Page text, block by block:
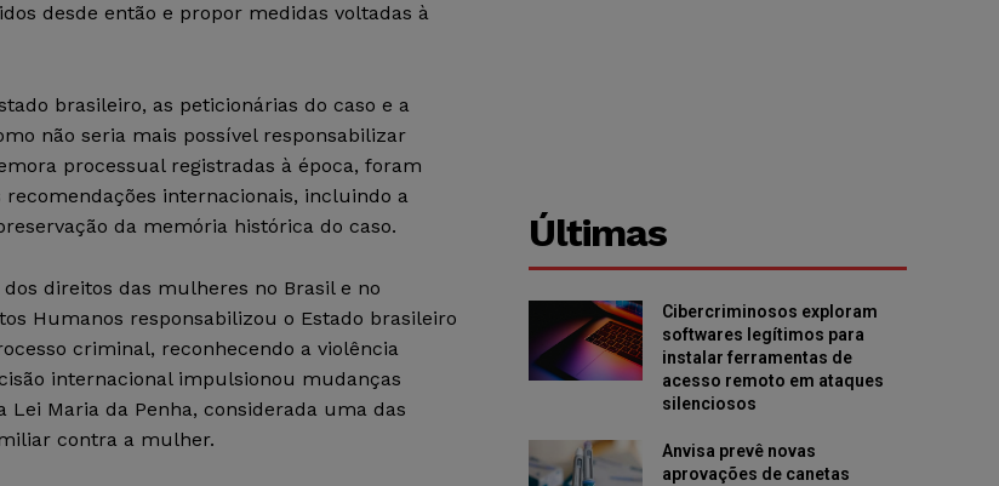
desde então e propor medidas voltadas à
brasileiro, as peticionárias do caso e a
não seria mais possível responsabilizar
processual registradas à época, foram
internacionais, incluindo a
da memória histórica do caso.
direitos das mulheres no Brasil e no
Humanos responsabilizou o Estado brasileiro
criminal, reconhecendo a violência
internacional impulsionou mudanças
Maria da Penha, considerada uma das
contra a mulher.
Últimas
Cibercriminosos exploram
softwares legítimos para
instalar ferramentas de
acesso remoto em ataques
silenciosos
Anvisa prevê novas
aprovações de canetas